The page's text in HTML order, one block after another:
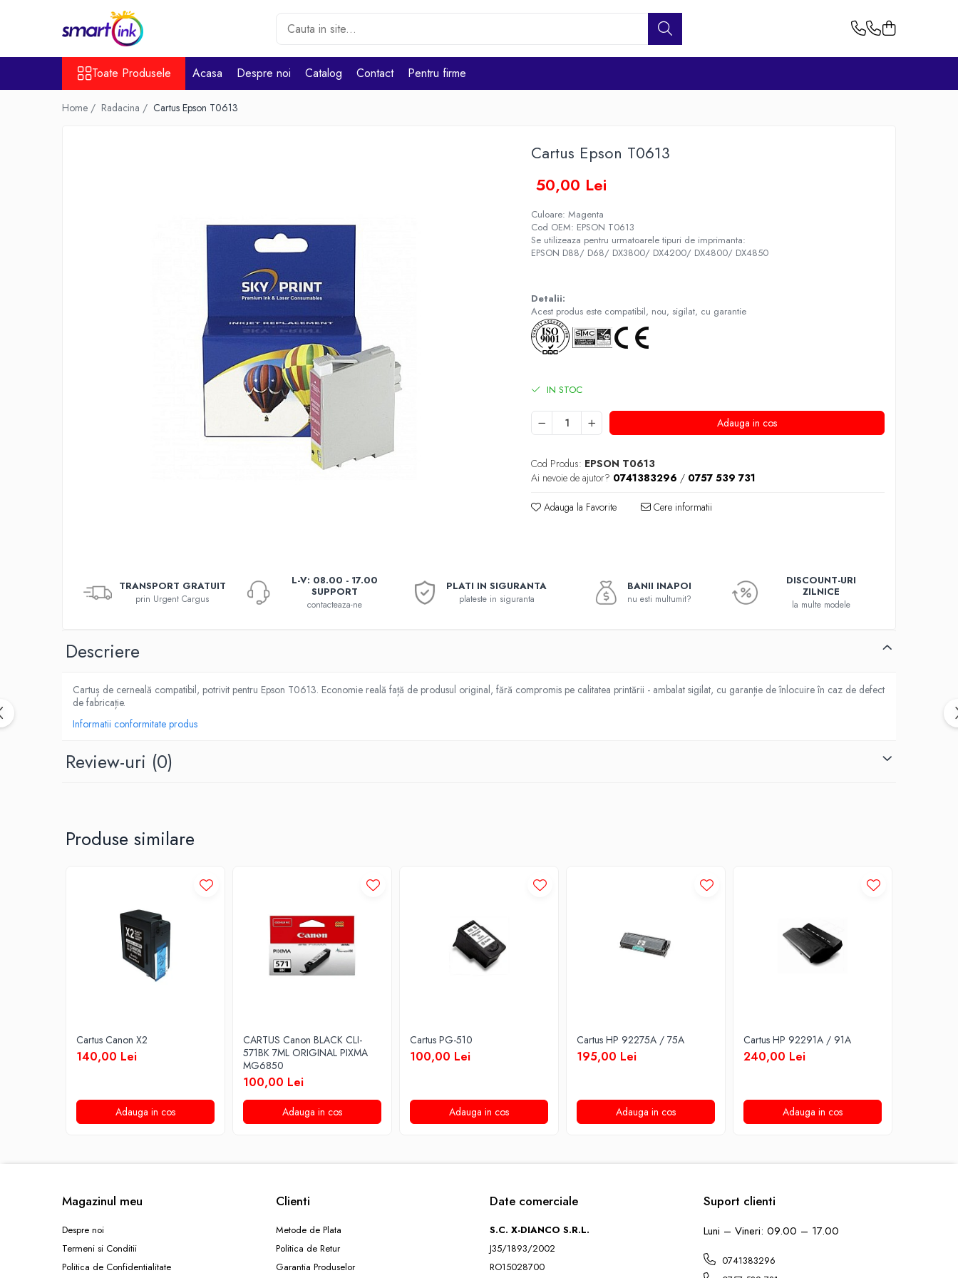
Toate Produsele Acasa Despre noi Catalog Contact Pentru firme
Home / Radacina / Cartus Epson T0613
Cartus Epson T0613
50,00 Lei
Culoare: Magenta
Cod OEM: EPSON T0613
Se utilizeaza pentru urmatoarele tipuri de imprimanta:
EPSON D88/ D68/ DX3800/ DX4200/ DX4800/ DX4850
Detalii:
Acest produs este compatibil, nou, sigilat, cu garantie
IN STOC
Adauga in cos
Cod Produs: EPSON T0613
Ai nevoie de ajutor? 0741383296 / 0757 539 731
Adauga la Favorite Cere informatii
TRANSPORT GRATUIT
prin Urgent Cargus
L-V: 08.00 - 17.00
SUPPORT
contacteaza-ne
PLATI IN SIGURANTA
plateste in siguranta
BANII INAPOI
nu esti multumit?
DISCOUNT-URI
ZILNICE
la multe modele
Descriere
Cartuș de cerneală compatibil, potrivit pentru Epson T0613. Economie reală față de produsul original, fără compromis pe calitatea printării - ambalat sigilat, cu garanție de înlocuire în caz de defect
de fabricație.
Informatii conformitate produs
Review-uri (0)
Produse similare
Cartus Canon X2
140,00 Lei
Adauga in cos
CARTUS Canon BLACK CLI-
571BK 7ML ORIGINAL PIXMA
MG6850
100,00 Lei
Adauga in cos
Cartus PG-510
100,00 Lei
Adauga in cos
Cartus HP 92275A / 75A
195,00 Lei
Adauga in cos
Cartus HP 92291A / 91A
240,00 Lei
Adauga in cos
Magazinul meu
Despre noi
Termeni si Conditii
Politica de Confidentialitate
Clienti
Metode de Plata
Politica de Retur
Garantia Produselor
Date comerciale
S.C. X-DIANCO S.R.L.
J35/1893/2002
RO15028700
Suport clienti
Luni – Vineri: 09.00 – 17.00
0741383296